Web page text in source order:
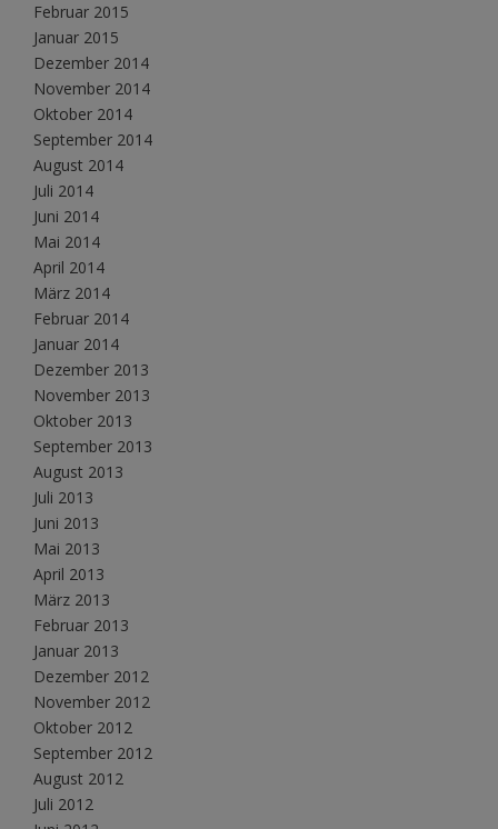
Februar 2015
Januar 2015
Dezember 2014
November 2014
Oktober 2014
September 2014
August 2014
Juli 2014
Juni 2014
Mai 2014
April 2014
März 2014
Februar 2014
Januar 2014
Dezember 2013
November 2013
Oktober 2013
September 2013
August 2013
Juli 2013
Juni 2013
Mai 2013
April 2013
März 2013
Februar 2013
Januar 2013
Dezember 2012
November 2012
Oktober 2012
September 2012
August 2012
Juli 2012